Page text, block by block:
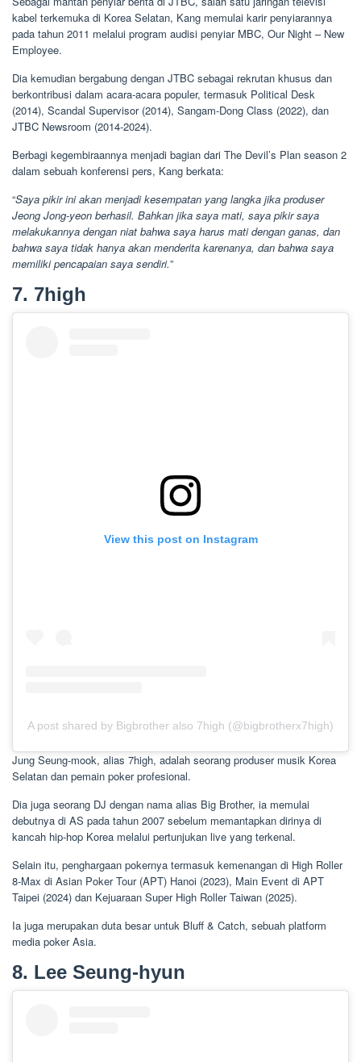
kabel terkemuka di Korea Selatan, Kang memulai karir penyiarannya
pada tahun 2011 melalui program audisi penyiar MBC, Our Night – New
Employee.
Dia kemudian bergabung dengan JTBC sebagai rekrutan khusus dan
berkontribusi dalam acara-acara populer, termasuk Political Desk
(2014), Scandal Supervisor (2014), Sangam-Dong Class (2022), dan
JTBC Newsroom (2014-2024).
Berbagi kegembiraannya menjadi bagian dari The Devil’s Plan season 2
dalam sebuah konferensi pers, Kang berkata:
“Saya pikir ini akan menjadi kesempatan yang langka jika produser
Jeong Jong-yeon berhasil. Bahkan jika saya mati, saya pikir saya
melakukannya dengan niat bahwa saya harus mati dengan ganas, dan
bahwa saya tidak hanya akan menderita karenanya, dan bahwa saya
memiliki pencapaian saya sendiri.”
7. 7high
View this post on Instagram
A post shared by Bigbrother also 7high (@bigbrotherx7high)
Jung Seung-mook, alias 7high, adalah seorang produser musik Korea
Selatan dan pemain poker profesional.
Dia juga seorang DJ dengan nama alias Big Brother, ia memulai
debutnya di AS pada tahun 2007 sebelum memantapkan dirinya di
kancah hip-hop Korea melalui pertunjukan live yang terkenal.
Selain itu, penghargaan pokernya termasuk kemenangan di High Roller
8-Max di Asian Poker Tour (APT) Hanoi (2023), Main Event di APT
Taipei (2024) dan Kejuaraan Super High Roller Taiwan (2025).
Ia juga merupakan duta besar untuk Bluff & Catch, sebuah platform
media poker Asia.
8. Lee Seung-hyun